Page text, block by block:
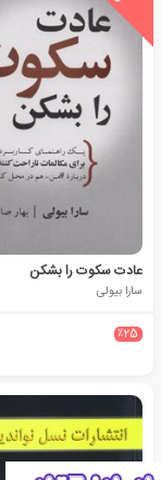
عادت سکوت را بشکن
سارا بیولی
٪25